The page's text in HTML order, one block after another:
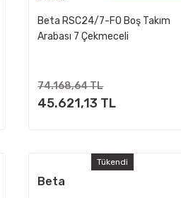
Beta RSC24/7-FO Boş Takım
Arabası 7 Çekmeceli
74.168,64 TL
45.621,13 TL
Tükendi
Beta